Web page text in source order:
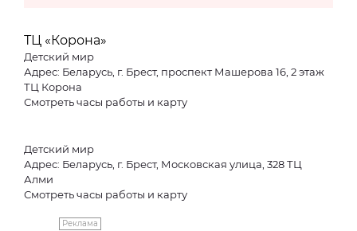
ТЦ «Корона»
Детский мир
Адрес: Беларусь, г. Брест, проспект Машерова 16, 2 этаж
ТЦ Корона
Смотреть часы работы и карту
Детский мир
Адрес: Беларусь, г. Брест, Московская улица, 328 ТЦ
Алми
Смотреть часы работы и карту
Реклама